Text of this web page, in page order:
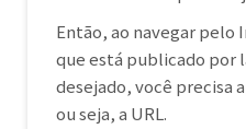
Então, ao navegar pelo
que está publicado por
desejado, você precisa
ou seja, a URL.